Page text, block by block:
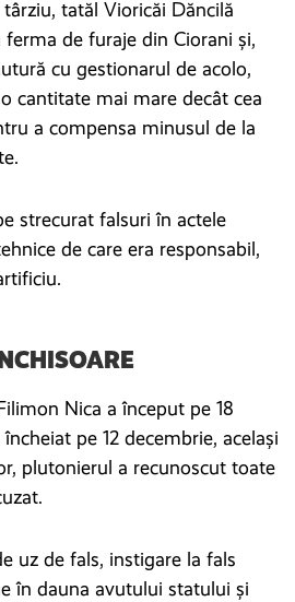
tatăl Vioricăi Dăncilă
de furaje din Ciorani și,
cu gestionarul de acolo,
cantitate mai mare decât cea
a compensa minusul de la
strecurat falsuri în actele
de care era responsabil,
Nica a început pe 18
pe 12 decembrie, același
plutonierul a recunoscut toate
uz de fals, instigare la fals
în dauna avutului statului și